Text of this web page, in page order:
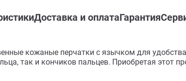
Доставка и оплатаГарантия
кожаные перчатки с язычком для
так и кончиков пальцев. Приобретая этот